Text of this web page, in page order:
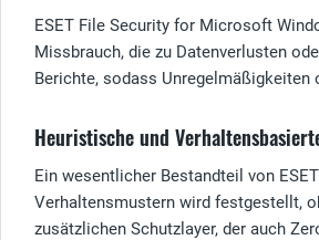
ESET File Security for Microsoft
Missbrauch, die zu Datenverlusten
Berichte, sodass
Heuristische und
Ein wesentlicher Bestandteil von
Verhaltensmustern wird festgestellt,
zusätzlichen Schutzlayer, der auch